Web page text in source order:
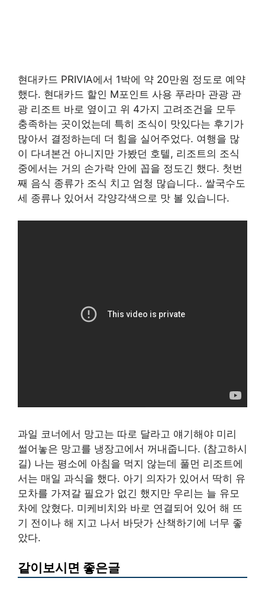
현대카드 PRIVIA에서 1박에 약 20만원 정도로 예약
했다. 현대카드 할인 M포인트 사용 푸라마 관광 관
광 리조트 바로 옆이고 위 4가지 고려조건을 모두
충족하는 곳이었는데 특히 조식이 맛있다는 후기가
많아서 결정하는데 더 힘을 실어주었다. 여행을 많
이 다녀본건 아니지만 가봤던 호텔, 리조트의 조식
중에서는 거의 손가락 안에 꼽을 정도긴 했다. 첫번
째 음식 종류가 조식 치고 엄청 많습니다.. 쌀국수도
세 종류나 있어서 각양각색으로 맛 볼 있습니다.
과일 코너에서 망고는 따로 달라고 얘기해야 미리
썰어놓은 망고를 냉장고에서 꺼내줍니다. (참고하시
길) 나는 평소에 아침을 먹지 않는데 풀먼 리조트에
서는 매일 과식을 했다. 아기 의자가 있어서 딱히 유
모차를 가져갈 필요가 없긴 했지만 우리는 늘 유모
차에 앉혔다. 미케비치와 바로 연결되어 있어 해 뜨
기 전이나 해 지고 나서 바닷가 산책하기에 너무 좋
았다.
같이보시면 좋은글